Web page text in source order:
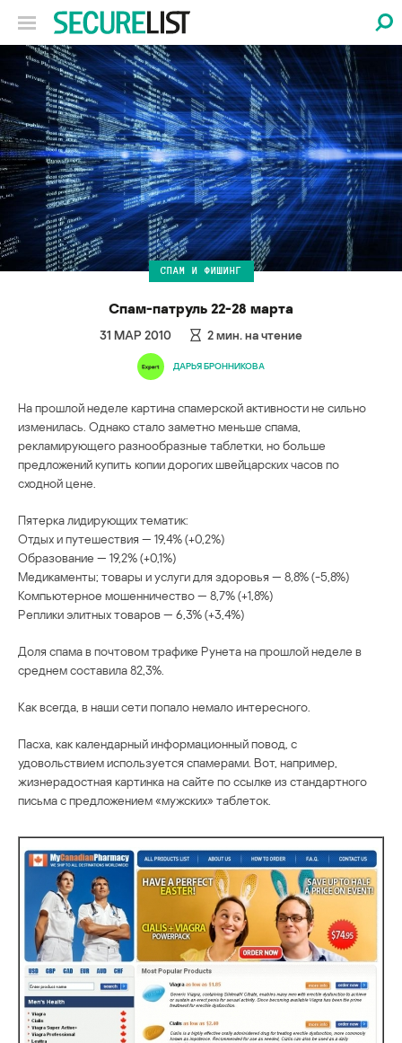
СПАМ И ФИШИНГ
Спам-патруль 22-28 марта
31 МАР 2010 2мин. на чтение
ДАРЬЯ БРОННИКОВА
На прошлой неделе картина спамерской активности не сильно
изменилась. Однако стало заметно меньше спама,
рекламирующего разнообразные таблетки, но больше
предложений купить копии дорогих швейцарских часов по
сходной цене.
Пятерка лидирующих тематик:
Отдых и путешествия — 19,4% (+0,2%)
Образование — 19,2% (+0,1%)
Медикаменты; товары и услуги для здоровья — 8,8% (-5,8%)
Компьютерное мошенничество — 8,7% (+1,8%)
Реплики элитных товаров — 6,3% (+3,4%)
Доля спама в почтовом трафике Рунета на прошлой неделе в
среднем составила 82,3%.
Как всегда, в наши сети попало немало интересного.
Пасха, как календарный информационный повод, с
удовольствием используется спамерами. Вот, например,
жизнерадостная картинка на сайте по ссылке из стандартного
письма с предложением «мужских» таблеток.